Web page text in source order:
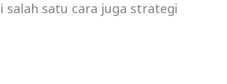
salah satu cara juga strategi